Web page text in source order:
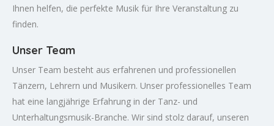
Ihnen helfen, die perfekte Musik für Ihre Veranstaltung zu
finden.
Unser Team
Unser Team besteht aus erfahrenen und professionellen
Tänzern, Lehrern und Musikern. Unser professionelles Team
hat eine langjährige Erfahrung in der Tanz- und
Unterhaltungsmusik-Branche. Wir sind stolz darauf, unseren